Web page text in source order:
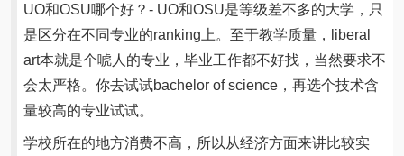
UO和OSU哪个好？- UO和OSU是等级差不多的大学，只
是区分在不同专业的ranking上。至于教学质量，liberal
art本就是个唬人的专业，毕业工作都不好找，当然要求不
会太严格。你去试试bachelor of science，再选个技术含
量较高的专业试试。
学校所在的地方消费不高，所以从经济方面来讲比较实